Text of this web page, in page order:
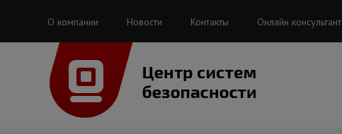
О компании Новости Контакты Онлайн консультант